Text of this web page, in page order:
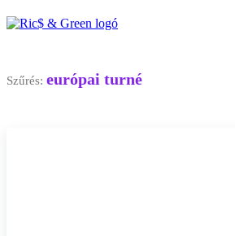
Szűrés: európai turné